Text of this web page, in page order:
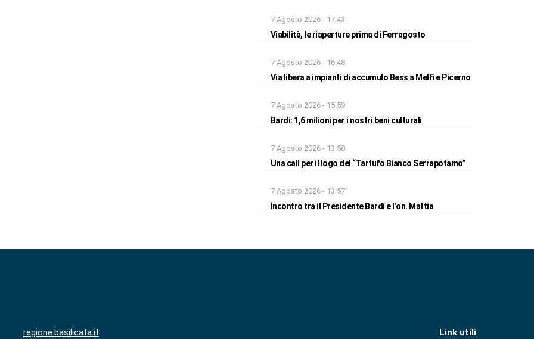
7 Agosto 2026 - 17:43
Viabilità, le riaperture prima di Ferragosto
7 Agosto 2026 - 16:48
Via libera a impianti di accumulo Bess a Melfi e Picerno
7 Agosto 2026 - 15:59
Bardi: 1,6 milioni per i nostri beni culturali
7 Agosto 2026 - 13:58
Una call per il logo del “Tartufo Bianco Serrapotamo”
7 Agosto 2026 - 13:57
Incontro tra il Presidente Bardi e l’on. Mattia
regione.basilicata.it Link utili